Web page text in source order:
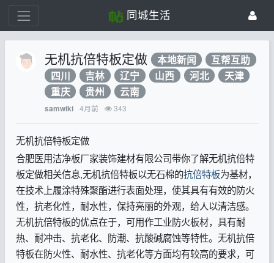
同城生活
无机抗倍特板定做 本地新闻
互帮互助
四川
吉林 辽宁 山西 河北
天津
重庆
贵州 云南
samwiki 4月前 343
无机抗倍特板定做
合肥医用洁净板厂家装饰建材有限公司带你了解无机抗倍特
板定做相关信息,无机抗倍特板以无石棉的抗倍特板为基材，
在技术上履涂特殊聚酯进行表面处理，使其具有有效的防火
性，抗老化性，耐水性，保持亮丽的外观，给人以清洁感。
无机抗倍特板的优点在于，可用作工业防火板材，具有耐
热、耐冲击、抗老化、防潮、抗酸碱腐蚀等特性。无机抗倍
特板在防火性、耐水性、抗老化等方面均有较高的要求，可